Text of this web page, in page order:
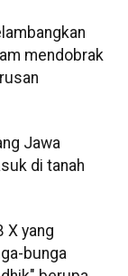
mendobrak
Jawa
di tanah
X yang
bunga